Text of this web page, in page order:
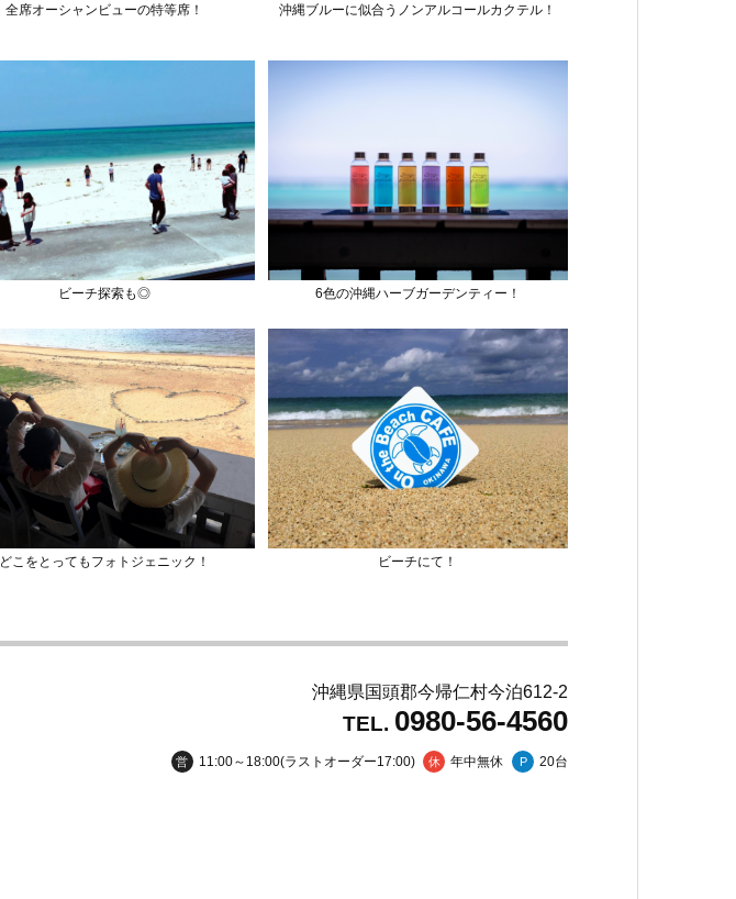
全席オーシャンビューの特等席！ 沖縄ブルーに似合うノンアルコールカクテル！
ビーチ探索も◎ 6色の沖縄ハーブガーデンティー！
どこをとってもフォトジェニック！ ビーチにて！
沖縄県国頭郡今帰仁村今泊612-2
TEL. 0980-56-4560
営 11:00～18:00(ラストオーダー17:00) 休 年中無休 P 20台